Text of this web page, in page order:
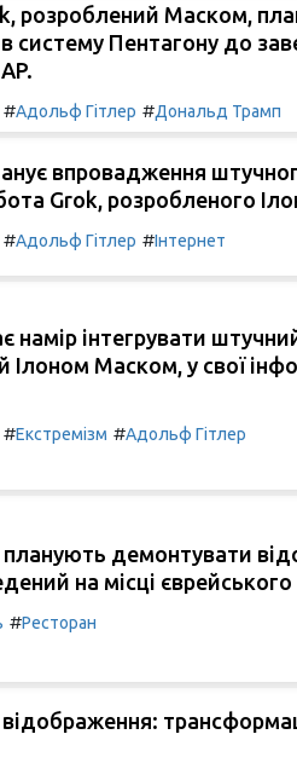
розроблений Маском,
систему Пентагону до
Адольф Гітлер #Дональд Трамп
впровадження
Grok, розробленого
Адольф Гітлер #Інтернет
намір інтегрувати
Ілоном Маском, у свої
Екстремізм #Адольф Гітлер
планують демонтувати
на місці
#Ресторан